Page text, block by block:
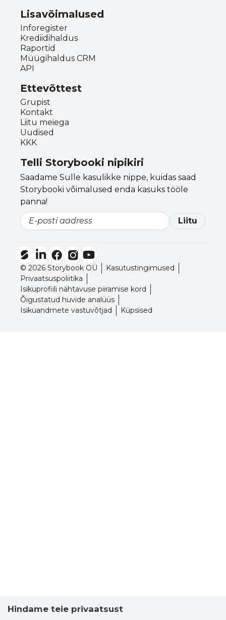
Lisavõimalused
Inforegister
Krediidihaldus
Raportid
Müügihaldus CRM
API
Ettevõttest
Grupist
Kontakt
Liitu meiega
Uudised
KKK
Telli Storybooki nipikiri
Saadame Sulle kasulikke nippe, kuidas saad
Storybooki võimalused enda kasuks tööle
panna!
Email
Liitu
© 2026 Storybook OÜ
Kasutustingimused
Privaatsuspoliitika
Isikuprofiili nähtavuse piiramise kord
Õigustatud huvide analüüs
Isikuandmete vastuvõtjad
Küpsised
Hindame teie privaatsust